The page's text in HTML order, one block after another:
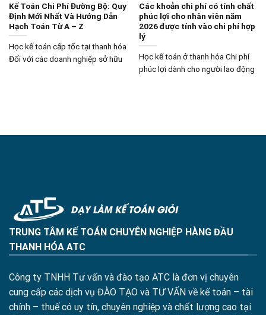
Kế Toán Chi Phí Đường Bộ: Quy
Định Mới Nhất Và Hướng Dẫn
Hạch Toán Từ A – Z
Học kế toán cấp tốc tại thanh hóa
Đối với các doanh nghiệp sở hữu
Các khoản chi phí có tính chất
phúc lợi cho nhân viên năm
2026 được tính vào chi phí hợp
lý
Học kế toán ở thanh hóa Chi phí
phúc lợi dành cho người lao động
TRUNG TÂM KẾ TOÁN CHUYÊN NGHIỆP HÀNG ĐẦU
THANH HÓA ATC
Công ty TNHH Tư vấn và đào tạo ATC là đơn vị chuyên
cung cấp các dịch vụ ĐÀO TẠO và TƯ VẤN về kế toán – tài
chính – thuế có uy tín, chuyên nghiệp và chất lượng cao tại